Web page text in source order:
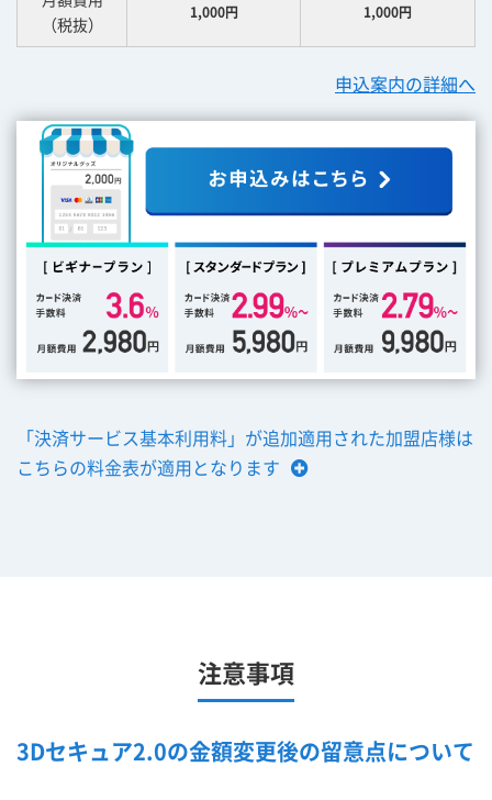
（税抜）
1,000円 1,000円
申込案内の詳細へ
「決済サービス基本利用料」が追加適用された加盟店様は
こちらの料金表が適用となります
注意事項
3Dセキュア2.0の金額変更後の留意点について